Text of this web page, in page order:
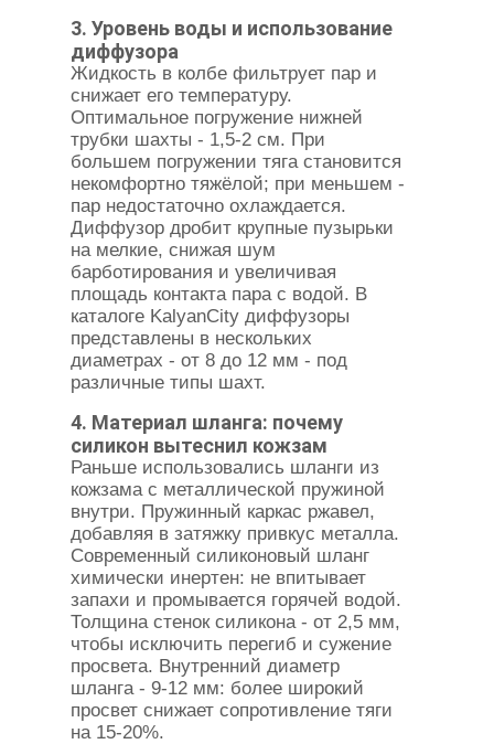
3. Уровень воды и использование
диффузора
Жидкость в колбе фильтрует пар и
снижает его температуру.
Оптимальное погружение нижней
трубки шахты - 1,5-2 см. При
большем погружении тяга становится
некомфортно тяжёлой; при меньшем -
пар недостаточно охлаждается.
Диффузор дробит крупные пузырьки
на мелкие, снижая шум
барботирования и увеличивая
площадь контакта пара с водой. В
каталоге KalyanCity диффузоры
представлены в нескольких
диаметрах - от 8 до 12 мм - под
различные типы шахт.
4. Материал шланга: почему
силикон вытеснил кожзам
Раньше использовались шланги из
кожзама с металлической пружиной
внутри. Пружинный каркас ржавел,
добавляя в затяжку привкус металла.
Современный силиконовый шланг
химически инертен: не впитывает
запахи и промывается горячей водой.
Толщина стенок силикона - от 2,5 мм,
чтобы исключить перегиб и сужение
просвета. Внутренний диаметр
шланга - 9-12 мм: более широкий
просвет снижает сопротивление тяги
на 15-20%.